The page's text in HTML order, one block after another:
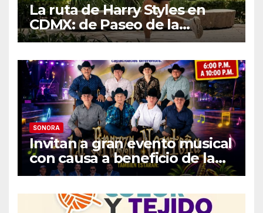
La ruta de Harry Styles en
CDMX: de Paseo de la
Reforma a los tacos en la
SONORA
Invitan a gran evento musical
con causa a beneficio de la
Fundación «Ayúdanos a